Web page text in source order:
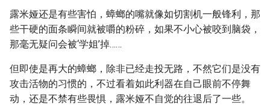
露米娅还是有些害怕，蟑螂的嘴就像如切割机一般锋利，那
些干硬的面条瞬间就被嚼的粉碎，如果不小心被咬到脑袋，
那毫无疑问会被‘学姐’掉……
但即使是再大的蟑螂，除非已经走投无路，不然它们是没有
攻击活物的习惯的，不过看着如此利器在自己眼前不停舞
动，还是不禁有些畏惧，露米娅不自觉的往退后了一些。